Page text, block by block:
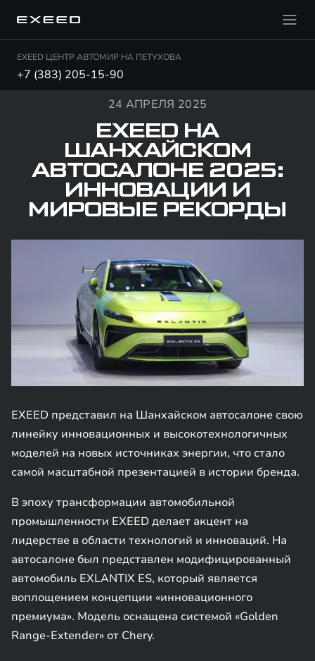
EXEED ЦЕНТР АВТОМИР НА ПЕТУХОВА
+7 (383) 205-15-90
24 АПРЕЛЯ 2025
EXEED НА
ШАНХАЙСКОМ
АВТОСАЛОНЕ 2025:
ИННОВАЦИИ И
МИРОВЫЕ РЕКОРДЫ
EXEED представил на Шанхайском автосалоне свою
линейку инновационных и высокотехнологичных
моделей на новых источниках энергии, что стало
самой масштабной презентацией в истории бренда.
В эпоху трансформации автомобильной
промышленности EXEED делает акцент на
лидерстве в области технологий и инноваций. На
автосалоне был представлен модифицированный
автомобиль EXLANTIX ES, который является
воплощением концепции «инновационного
премиума». Модель оснащена системой «Golden
Range-Extender» от Chery.